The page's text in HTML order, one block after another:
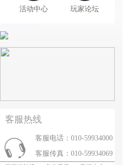
活动中心 玩家论坛
客服热线
客服电话：010-59934000
客服传真：010-59934069